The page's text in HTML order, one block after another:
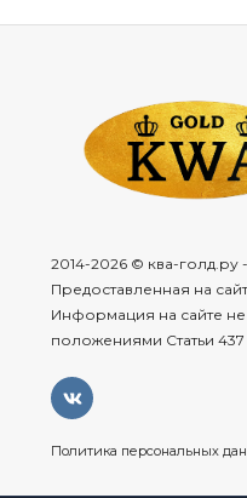
2014-2026 © ква-голд.ру
Предоставленная на
Информация на сайте
положениями Статьи
Политика персональных